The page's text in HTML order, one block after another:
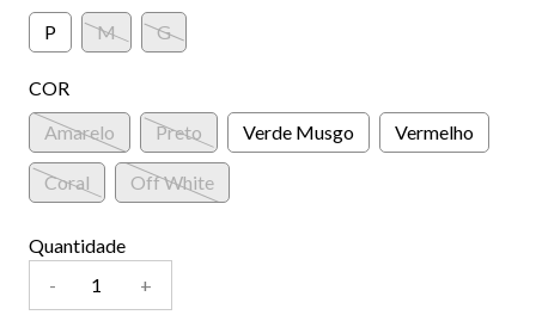
P
M G
COR
Amarelo
Preto Verde Musgo Vermelho
Coral Off White
Quantidade
-
+